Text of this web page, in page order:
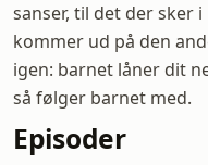
sanser, til det der sker
kommer ud på den
igen: barnet låner dit
så følger barnet med.
Episoder